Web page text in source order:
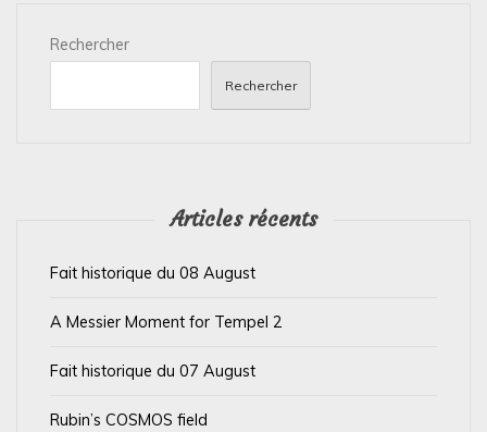
Rechercher
Rechercher
Articles récents
Fait historique du 08 August
A Messier Moment for Tempel 2
Fait historique du 07 August
Rubin’s COSMOS field